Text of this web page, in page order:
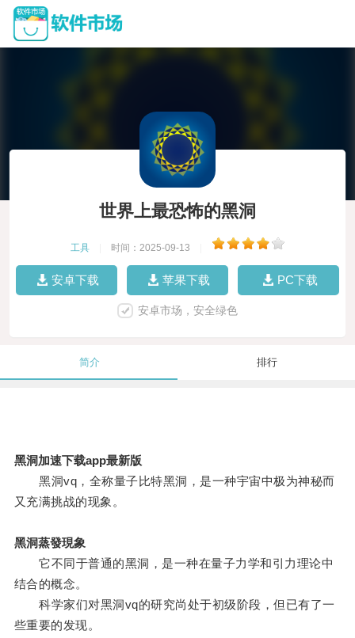
世界上最恐怖的黑洞
工具 时间：2025-09-13
安卓下载 苹果下载 PC下载
安卓市场，安全绿色
简介 排行
黑洞加速下载app最新版
黑洞vq，全称量子比特黑洞，是一种宇宙中极为神秘而
又充满挑战的现象。
黑洞蒸發現象
它不同于普通的黑洞，是一种在量子力学和引力理论中
结合的概念。
科学家们对黑洞vq的研究尚处于初级阶段，但已有了一
些重要的发现。